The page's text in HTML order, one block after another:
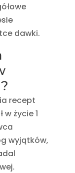
dawki.
recept
w życie 1
wyjątków,